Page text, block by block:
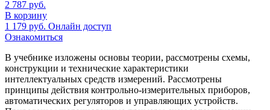
2 787 руб.
В корзину
1 179 руб. Онлайн доступ
Ознакомиться
В учебнике изложены основы теории, рассмотрены схемы,
конструкции и технические характеристики
интеллектуальных средств измерений. Рассмотрены
принципы действия контрольно-измерительных приборов,
автоматических регуляторов и управляющих устройств.